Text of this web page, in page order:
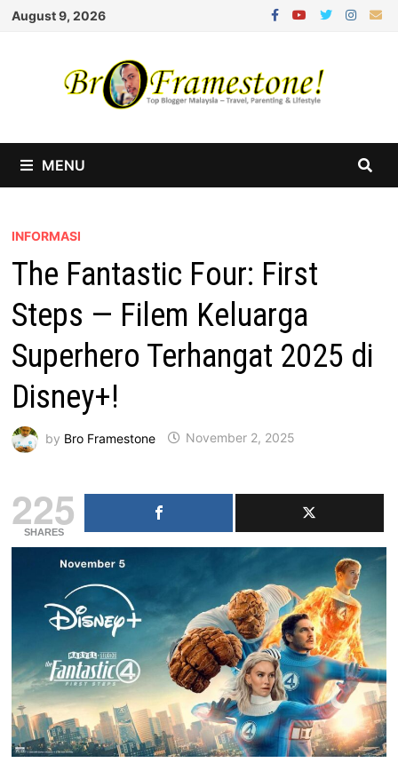
Skip
August 9, 2026
MENU
INFORMASI
The Fantastic Four: First
Steps — Filem Keluarga
Superhero Terhangat 2025 di
Disney+!
by Bro Framestone November 2, 2025
225
SHARES